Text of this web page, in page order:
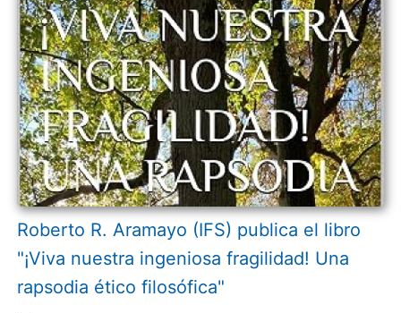
Roberto R. Aramayo (IFS) publica el libro
"¡Viva nuestra ingeniosa fragilidad! Una
rapsodia ético filosófica"